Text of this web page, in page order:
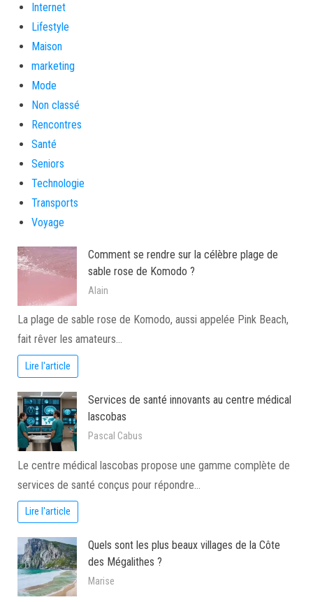
Internet
Lifestyle
Maison
marketing
Mode
Non classé
Rencontres
Santé
Seniors
Technologie
Transports
Voyage
Comment se rendre sur la célèbre plage de
sable rose de Komodo ?
Alain
La plage de sable rose de Komodo, aussi appelée Pink Beach,
fait rêver les amateurs…
Lire l'article
Services de santé innovants au centre médical
lascobas
Pascal Cabus
Le centre médical lascobas propose une gamme complète de
services de santé conçus pour répondre…
Lire l'article
Quels sont les plus beaux villages de la Côte
des Mégalithes ?
Marise